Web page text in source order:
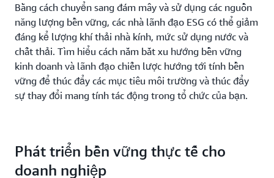
Bằng cách chuyển sang đám mây và sử dụng các nguồn
năng lượng bền vững, các nhà lãnh đạo ESG có thể giảm
đáng kể lượng khí thải nhà kính, mức sử dụng nước và
chất thải. Tìm hiểu cách nắm bắt xu hướng bền vững
kinh doanh và lãnh đạo chiến lược hướng tới tính bền
vững để thúc đẩy các mục tiêu môi trường và thúc đẩy
sự thay đổi mang tính tác động trong tổ chức của bạn.
Phát triển bền vững thực tế cho
doanh nghiệp